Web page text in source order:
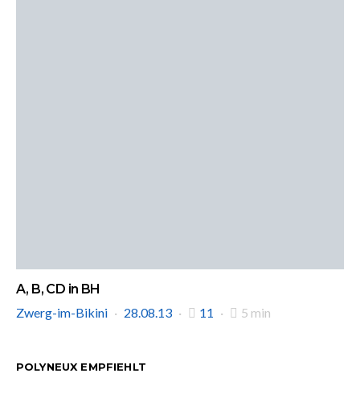
A, B, CD in BH
Zwerg-im-Bikini
28.08.13 11 5 min
POLYNEUX EMPFIEHLT